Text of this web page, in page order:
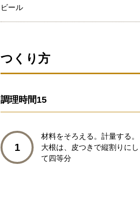
ビール
つくり方
調理時間15
1
材料をそろえる。計量する。
大根は、皮つきで縦割りにし
て四等分